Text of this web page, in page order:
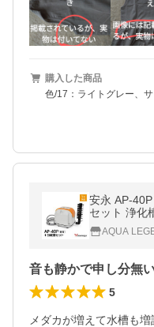
購入した商品
色/17：ライトグレー、
安永 AP-
セット 浄化
ブロワー エ
AQUA
音も静かで申し分無
5
メダカが増えて水槽も